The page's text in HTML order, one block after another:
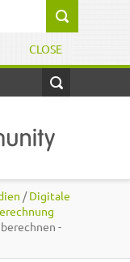
CLOSE
/Digitale
-